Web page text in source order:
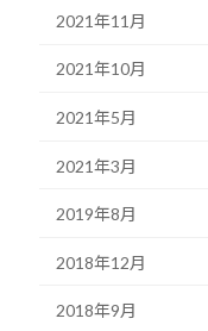
2021年11月
2021年10月
2021年5月
2021年3月
2019年8月
2018年12月
2018年9月